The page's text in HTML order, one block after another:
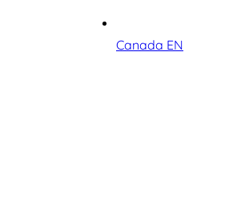
Canada EN